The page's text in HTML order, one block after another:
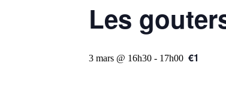
Les
3 mars @ 16h30 - 17h00 €1